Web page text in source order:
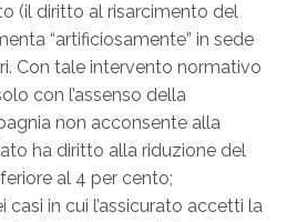
(il diritto al risarcimento del
“artificiosamente” in sede
Con tale intervento normativo
con l’assenso della
non acconsente alla
ha diritto alla riduzione del
al 4 per cento;
in cui l’assicurato accetti la